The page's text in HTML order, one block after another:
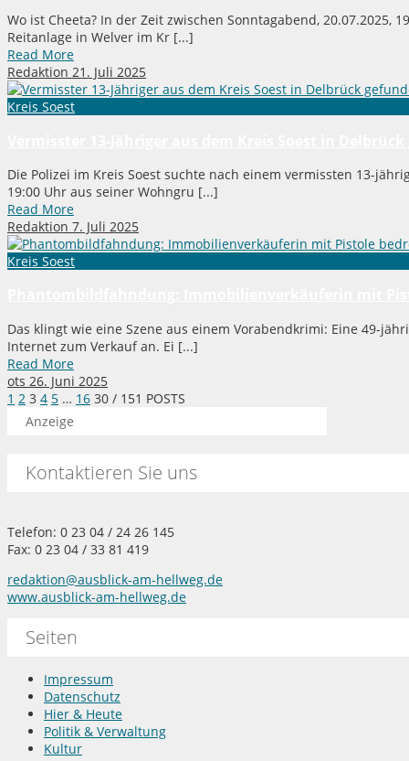
Wo ist Cheeta? In der Zeit zwischen Sonntagabend, 20.07.2025,
Reitanlage in Welver im Kr [...]
Read More
Redaktion 21. Juli 2025
Kreis Soest
Die Polizei im Kreis Soest suchte nach einem vermissten 13-
19:00 Uhr aus seiner Wohngru [...]
Read More
Redaktion 7. Juli 2025
Kreis Soest
Das klingt wie eine Szene aus einem Vorabendkrimi: Eine 49-
Internet zum Verkauf an. Ei [...]
Read More
ots 26. Juni 2025
1 2 3 4 5 … 16 30 / 151 POSTS
Anzeige
Kontaktieren Sie uns
Telefon: 0 23 04 / 24 26 145
Fax: 0 23 04 / 33 81 419
redaktion@ausblick-am-hellweg.de
www.ausblick-am-hellweg.de
Seiten
Impressum
Datenschutz
Hier & Heute
Politik & Verwaltung
Kultur